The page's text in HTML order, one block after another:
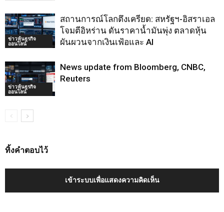
ข่าวหุ้นธุรกิจ
ออนไลน์
สถานการณ์โลกตึงเครียด: สหรัฐฯ-อิสราเอล
โจมตีอิหร่าน ดันราคาน้ำมันพุ่ง ตลาดหุ้น
ผันผวนจากเงินเฟ้อและ AI
ข่าวหุ้นธุรกิจ
ออนไลน์
News update from Bloomberg, CNBC,
Reuters
ทิ้งคำตอบไว้
เข้าระบบเพื่อแสดงความคิดเห็น